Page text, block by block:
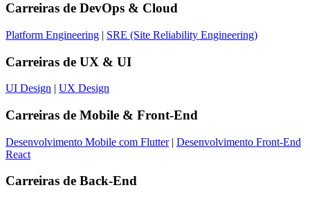
Carreiras de DevOps & Cloud
Platform Engineering | SRE (Site Reliability Engineering)
Carreiras de UX & UI
UI Design | UX Design
Carreiras de Mobile & Front-End
Desenvolvimento Mobile com Flutter| Desenvolvimento Front-End
React
Carreiras de Back-End